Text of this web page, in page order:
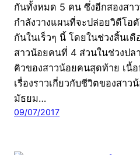
กันทั้งหมด 5 คน ซึ่งอีกสองสา
กำลังวางแผนที่จะปล่อยวิดีโอ
กันในเร็วๆ นี้ โดยในช่วงสิ้นเ
สาวน้อยคนที่ 4 ส่วนในช่วงปล
คิวของสาวน้อยคนสุดท้าย เนื้
เรื่องราวเกี่ยวกับชีวิตของสาว
มัธยม…
09/07/2017